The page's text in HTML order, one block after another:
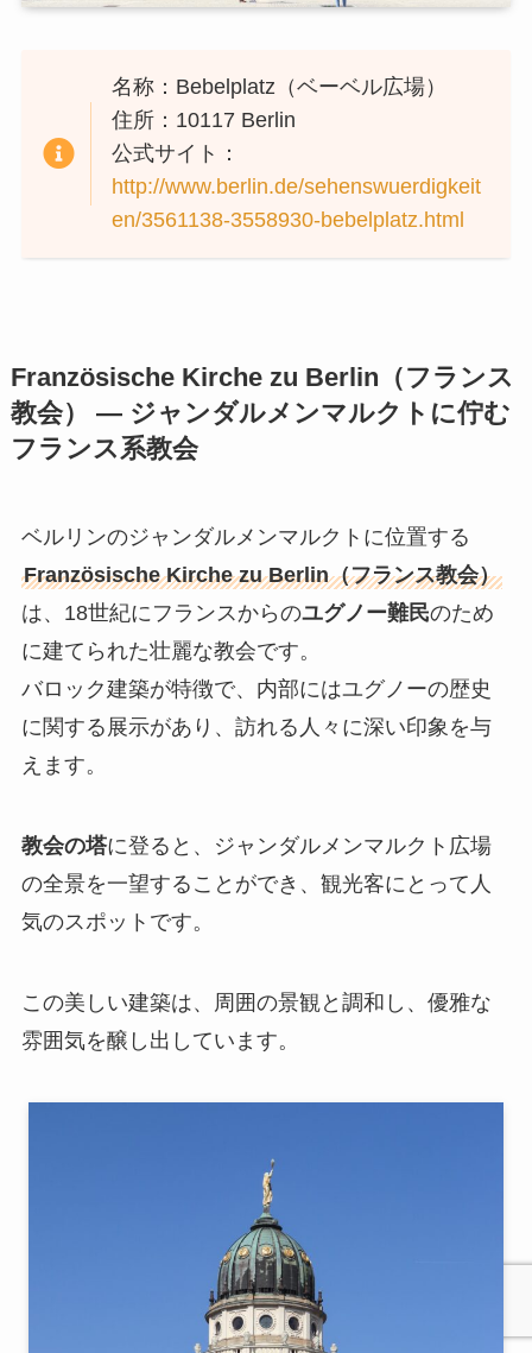
名称：Bebelplatz（ベーベル広場）
住所：10117 Berlin
公式サイト：
http://www.berlin.de/sehenswuerdigkeit
en/3561138-3558930-bebelplatz.html
Französische Kirche zu Berlin（フランス
教会） — ジャンダルメンマルクトに佇む
フランス系教会
ベルリンのジャンダルメンマルクトに位置する
Französische Kirche zu Berlin（フランス教会）
は、18世紀にフランスからのユグノー難民のため
に建てられた壮麗な教会です。
バロック建築が特徴で、内部にはユグノーの歴史
に関する展示があり、訪れる人々に深い印象を与
えます。
教会の塔に登ると、ジャンダルメンマルクト広場
の全景を一望することができ、観光客にとって人
気のスポットです。
この美しい建築は、周囲の景観と調和し、優雅な
雰囲気を醸し出しています。